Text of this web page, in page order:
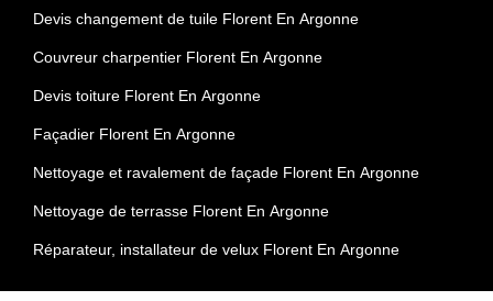
Devis changement de tuile Florent En Argonne
Couvreur charpentier Florent En Argonne
Devis toiture Florent En Argonne
Façadier Florent En Argonne
Nettoyage et ravalement de façade Florent En Argonne
Nettoyage de terrasse Florent En Argonne
Réparateur, installateur de velux Florent En Argonne